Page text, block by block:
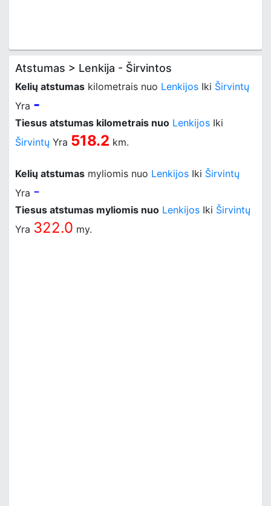
Atstumas > Lenkija - Širvintos
Kelių atstumas kilometrais nuo Lenkijos Iki Širvintų
Yra -
Tiesus atstumas kilometrais nuo Lenkijos Iki
Širvintų Yra 518.2 km.
Kelių atstumas myliomis nuo Lenkijos Iki Širvintų
Yra -
Tiesus atstumas myliomis nuo Lenkijos Iki Širvintų
Yra 322.0 my.